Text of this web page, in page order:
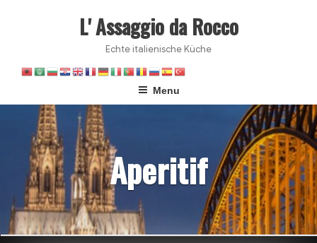
L' Assaggio da Rocco
Echte italienische Küche
Menu
Aperitif